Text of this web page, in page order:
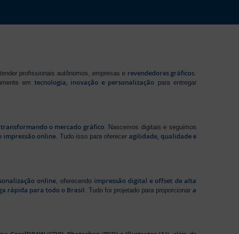
profissionais autônomos, empresas e revendedores gráficos.
em tecnologia, inovação e personalização para entregar
o mercado gráfico . Nascemos digitais e seguimos
impressão online. Tudo isso para ofereceragilidade, qualidade e
online , oferecendo impressão digital e offset de alta
rápida para todo o Brasil . Tudo foi projetado para proporcionar a